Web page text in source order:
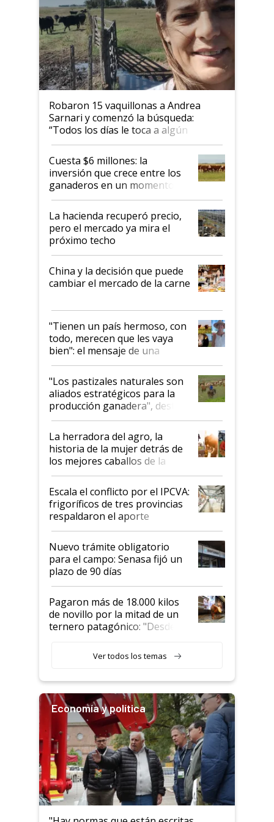
Robaron 15 vaquillonas a Andrea
Sarnari y comenzó la búsqueda:
“Todos los días le toca a algún
productor”
Cuesta $6 millones: la
inversión que crece entre los
ganaderos en un momento
histórico para la actividad
La hacienda recuperó precio,
pero el mercado ya mira el
próximo techo
China y la decisión que puede
cambiar el mercado de la carne
"Tienen un país hermoso, con
todo, merecen que les vaya
bien": el mensaje de una
ganadera uruguaya sobre las
oportunidades que se abren
para el agro en Argentina, con
foco en la carne
"Los pastizales naturales son
aliados estratégicos para la
producción ganadera", destaca
la iniciativa que ya reúne a 46
establecimientos en Argentina
La herradora del agro, la
historia de la mujer detrás de
los mejores caballos de la
Argentina y los mitos que
todavía hacen sufrir a estos
animales: "Mientras me
descalificaban, yo seguí
haciendo currículum"
Escala el conflicto por el IPCVA:
frigoríficos de tres provincias
respaldaron el aporte
obligatorio
Nuevo trámite obligatorio
para el campo: Senasa fijó un
plazo de 90 días
Pagaron más de 18.000 kilos
de novillo por la mitad de un
ternero patagónico: "Desde
llamar la atención"
Ver todos los temas
Economía y política